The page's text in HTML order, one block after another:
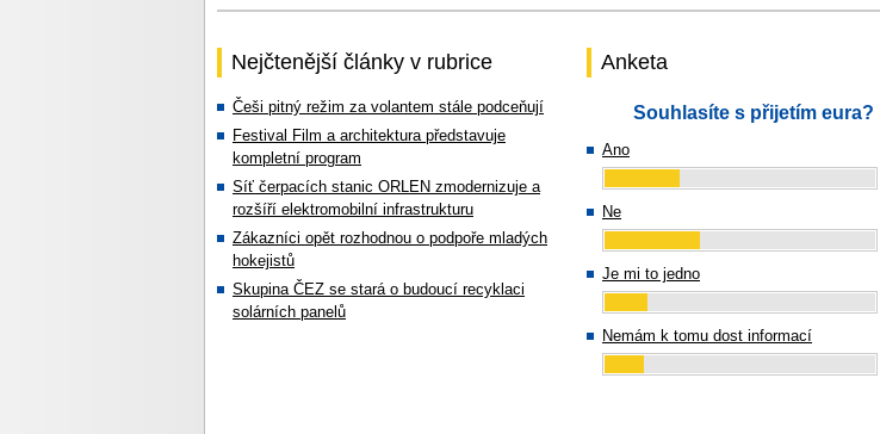
Nejčtenější články v rubrice
Češi pitný režim za volantem stále podceňují
Festival Film a architektura představuje
kompletní program
Síť čerpacích stanic ORLEN zmodernizuje a
rozšíří elektromobilní infrastrukturu
Zákazníci opět rozhodnou o podpoře mladých
hokejistů
Skupina ČEZ se stará o budoucí recyklaci
solárních panelů
Anketa
Souhlasíte s přijetím eura?
Ano
Ne
Je mi to jedno
Nemám k tomu dost informací